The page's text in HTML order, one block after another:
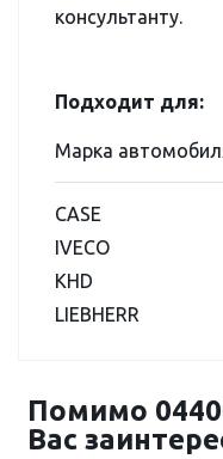
консультанту.
Подходит для:
Марка
CASE
IVECO
KHD
LIEBHERR
Помимо
Вас